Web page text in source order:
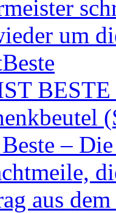
um
BESTE
–
aus